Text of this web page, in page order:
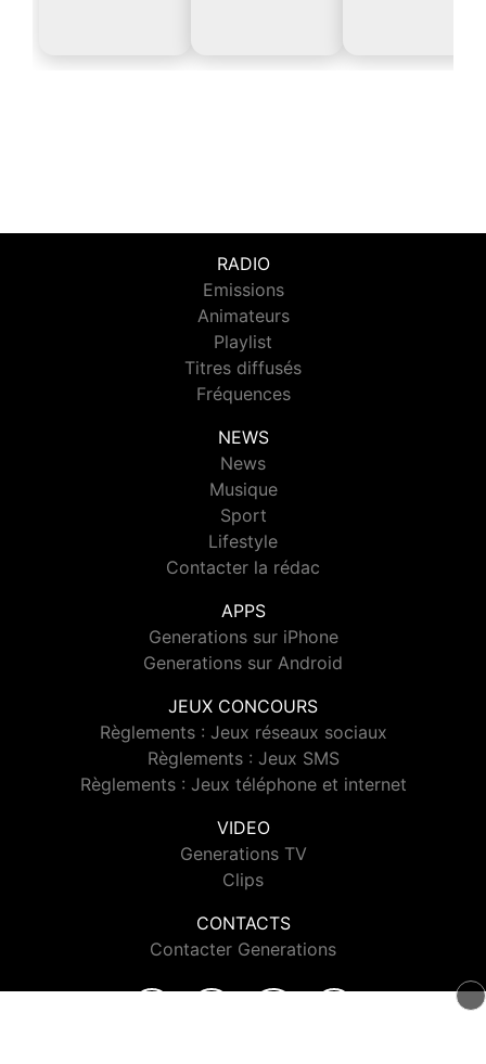
RADIO
Emissions
Animateurs
Playlist
Titres diffusés
Fréquences
NEWS
News
Musique
Sport
Lifestyle
Contacter la rédac
APPS
Generations sur iPhone
Generations sur Android
JEUX CONCOURS
Règlements : Jeux réseaux sociaux
Règlements : Jeux SMS
Règlements : Jeux téléphone et internet
VIDEO
Generations TV
Clips
CONTACTS
Contacter Generations